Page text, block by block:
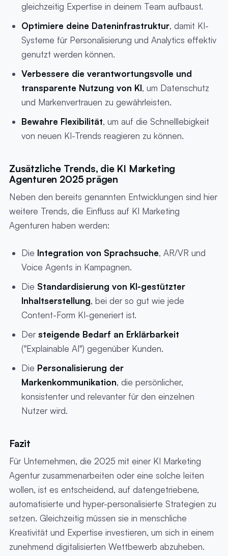
gleichzeitig Expertise in deinem Team aufbaust.
Optimiere deine Dateninfrastruktur, damit KI-
Systeme für Personalisierung und Analytics effektiv
genutzt werden können.
Verbessere die verantwortungsvolle und
transparente Nutzung von KI, um Datenschutz
und Markenvertrauen zu gewährleisten.
Bewahre Flexibilität, um auf die Schnelllebigkeit
von neuen KI-Trends reagieren zu können.
Zusätzliche Trends, die KI Marketing
Agenturen 2025 prägen
Neben den bereits genannten Entwicklungen sind hier
weitere Trends, die Einfluss auf KI Marketing
Agenturen haben werden:
Die Integration von Sprachsuche, AR/VR und
Voice Agents in Kampagnen.
Die Standardisierung von KI-gestützter
Inhaltserstellung, bei der so gut wie jede
Content-Form KI-generiert ist.
Dersteigende Bedarf an Erklärbarkeit
("Explainable AI") gegenüber Kunden.
Die Personalisierung der
Markenkommunikation, die persönlicher,
konsistenter und relevanter für den einzelnen
Nutzer wird.
Fazit
Für Unternehmen, die 2025 mit einer KI Marketing
Agentur zusammenarbeiten oder eine solche leiten
wollen, ist es entscheidend, auf datengetriebene,
automatisierte und hyper-personalisierte Strategien zu
setzen. Gleichzeitig müssen sie in menschliche
Kreativität und Expertise investieren, um sich in einem
zunehmend digitalisierten Wettbewerb abzuheben.